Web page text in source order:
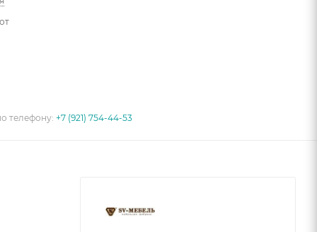
телефону:+7 (921) 754-44-53